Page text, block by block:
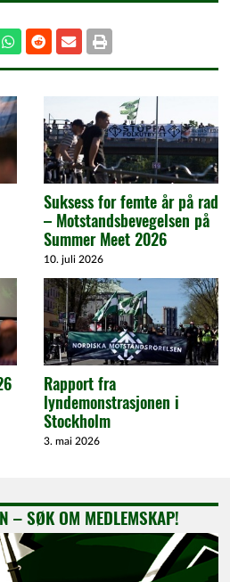
Suksess for femte år på rad
– Motstandsbevegelsen på
Summer Meet 2026
10. juli 2026
Rapport fra
lyndemonstrasjonen i
Stockholm
3. mai 2026
– SØK OM MEDLEMSKAP!